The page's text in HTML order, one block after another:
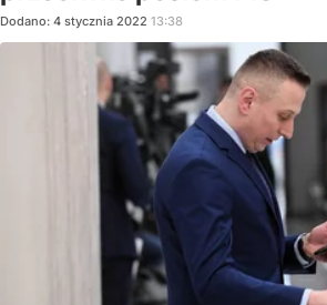
Dodano: 4 stycznia 2022 13:38